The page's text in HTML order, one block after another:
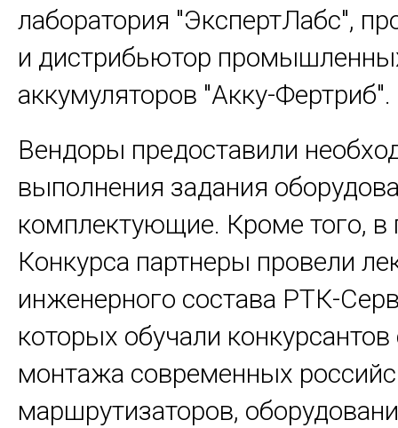
лаборатория "ЭкспертЛабс",
и дистрибьютор
аккумуляторов "Акку-Фертриб".
Вендоры предоставили
выполнения задания
комплектующие. Кроме того, в
Конкурса партнеры провели
инженерного состава РТК-
которых обучали
монтажа современных
маршрутизаторов,